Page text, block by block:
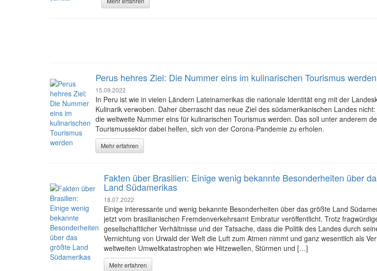
Perus hehres Ziel: Die Nummer eins im kulinarischen Tourismus werden
15.09.2022
In Peru ist wie in vielen Ländern Lateinamerikas die nationale Identität eng mit der
Kulinarik verwoben. Daher überrascht das neue Ziel des südamerikanischen Landes
die weltweite Nummer eins für kulinarischen Tourismus werden. Das soll unter anderem
Tourismussektor dabei helfen, sich von der Corona-Pandemie zu erholen.
Mehr erfahren
Fakten über Brasilien: Einige wenig bekannte Besonderheiten über
Land Südamerikas
18.07.2022
Einige interessante und wenig bekannte Besonderheiten über das größte Land
jetzt vom brasilianischen Fremdenverkehrsamt Embratur veröffentlicht. Trotz
gesellschaftlicher Verhältnisse und der Tatsache, dass die Politik des Landes durch
Vernichtung von Urwald der Welt die Luft zum Atmen nimmt und ganz wesentlich als
weltweiten Umweltkatastrophen wie Hitzewellen, Stürmen und […]
Mehr erfahren